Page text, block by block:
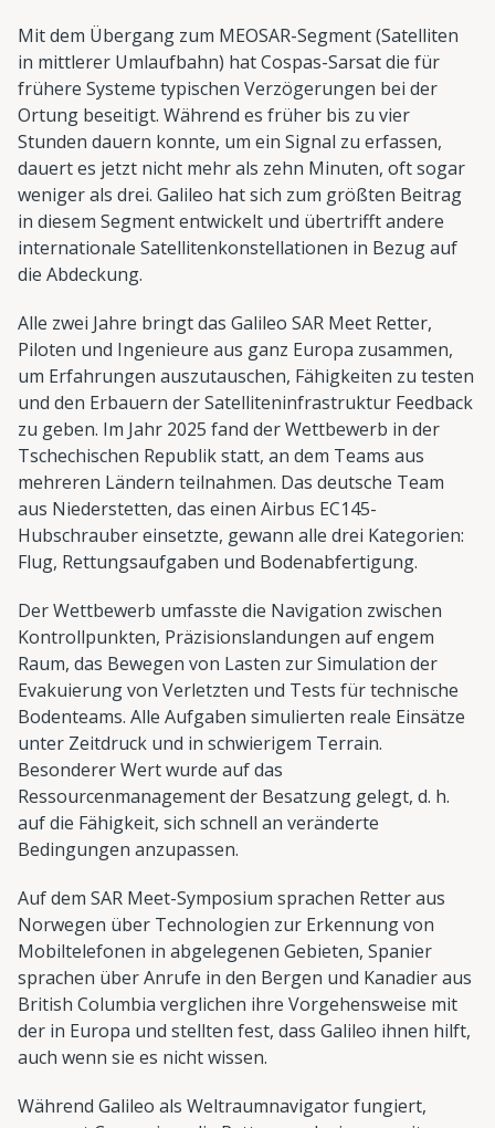
Mit dem Übergang zum MEOSAR-Segment (Satelliten
in mittlerer Umlaufbahn) hat Cospas-Sarsat die für
frühere Systeme typischen Verzögerungen bei der
Ortung beseitigt. Während es früher bis zu vier
Stunden dauern konnte, um ein Signal zu erfassen,
dauert es jetzt nicht mehr als zehn Minuten, oft sogar
weniger als drei. Galileo hat sich zum größten Beitrag
in diesem Segment entwickelt und übertrifft andere
internationale Satellitenkonstellationen in Bezug auf
die Abdeckung.
Alle zwei Jahre bringt das Galileo SAR Meet Retter,
Piloten und Ingenieure aus ganz Europa zusammen,
um Erfahrungen auszutauschen, Fähigkeiten zu testen
und den Erbauern der Satelliteninfrastruktur Feedback
zu geben. Im Jahr 2025 fand der Wettbewerb in der
Tschechischen Republik statt, an dem Teams aus
mehreren Ländern teilnahmen. Das deutsche Team
aus Niederstetten, das einen Airbus EC145-
Hubschrauber einsetzte, gewann alle drei Kategorien:
Flug, Rettungsaufgaben und Bodenabfertigung.
Der Wettbewerb umfasste die Navigation zwischen
Kontrollpunkten, Präzisionslandungen auf engem
Raum, das Bewegen von Lasten zur Simulation der
Evakuierung von Verletzten und Tests für technische
Bodenteams. Alle Aufgaben simulierten reale Einsätze
unter Zeitdruck und in schwierigem Terrain.
Besonderer Wert wurde auf das
Ressourcenmanagement der Besatzung gelegt, d. h.
auf die Fähigkeit, sich schnell an veränderte
Bedingungen anzupassen.
Auf dem SAR Meet-Symposium sprachen Retter aus
Norwegen über Technologien zur Erkennung von
Mobiltelefonen in abgelegenen Gebieten, Spanier
sprachen über Anrufe in den Bergen und Kanadier aus
British Columbia verglichen ihre Vorgehensweise mit
der in Europa und stellten fest, dass Galileo ihnen hilft,
auch wenn sie es nicht wissen.
Während Galileo als Weltraumnavigator fungiert,